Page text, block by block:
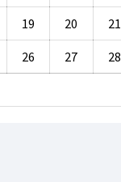
19 20 21
26 27 28